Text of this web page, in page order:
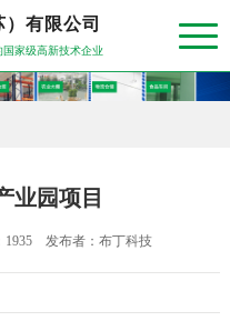
有限公司
家级高新技术企业
业园项目
1935 发布者：布丁科技